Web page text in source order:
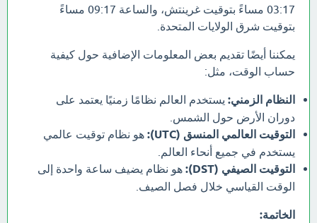
03:17 مساءً بتوقيت غرينتش، والساعة 09:17 مساءً
بتوقيت شرق الولايات المتحدة.
يمكننا أيضًا تقديم بعض المعلومات الإضافية حول كيفية
حساب الوقت، مثل:
النظام الزمني: يستخدم العالم نظامًا زمنيًا يعتمد على
دوران الأرض حول الشمس.
التوقيت العالمي المنسق (UTC):
هو نظام توقيت عالمي
يستخدم في جميع أنحاء العالم.
التوقيت الصيفي (DST):
هو نظام يضيف ساعة واحدة إلى
الوقت القياسي خلال فصل الصيف.
الخاتمة: